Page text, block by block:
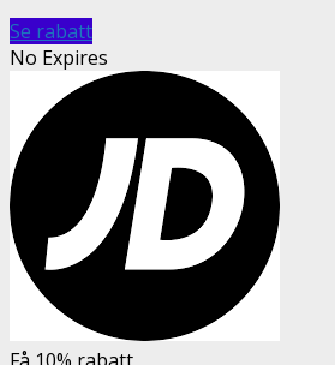
Se rabatt
No Expires
Få 10% rabatt